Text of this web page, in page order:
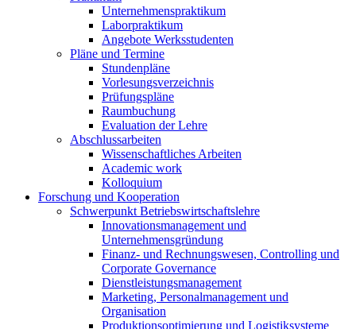
Unternehmenspraktikum
Laborpraktikum
Angebote Werksstudenten
Pläne und Termine
Stundenpläne
Vorlesungsverzeichnis
Prüfungspläne
Raumbuchung
Evaluation der Lehre
Abschlussarbeiten
Wissenschaftliches Arbeiten
Academic work
Kolloquium
Forschung und Kooperation
Schwerpunkt Betriebswirtschaftslehre
Innovationsmanagement und
Unternehmensgründung
Finanz- und Rechnungswesen, Controlling und
Corporate Governance
Dienstleistungsmanagement
Marketing, Personalmanagement und
Organisation
Produktionsoptimierung und Logistiksysteme